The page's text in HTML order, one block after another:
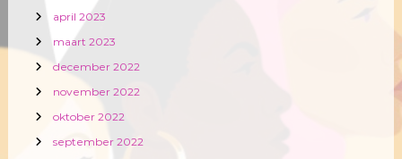
april 2023
maart 2023
december 2022
november 2022
oktober 2022
september 2022